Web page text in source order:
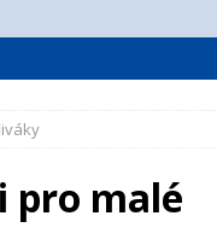
pro malé